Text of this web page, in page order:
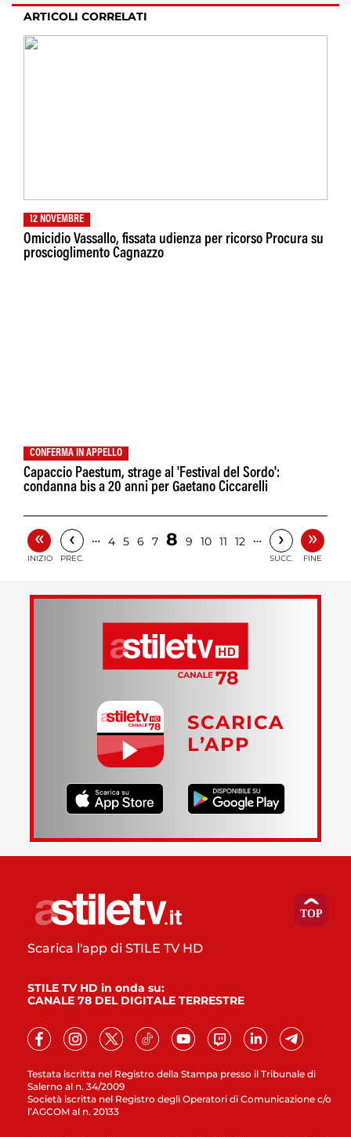
ARTICOLI CORRELATI
12 NOVEMBRE
Omicidio Vassallo, fissata udienza per ricorso Procura su
proscioglimento Cagnazzo
CONFERMA IN APPELLO
Capaccio Paestum, strage al 'Festival del Sordo':
condanna bis a 20 anni per Gaetano Ciccarelli
«
INIZIO
‹
PREC.
… 4 5 6 7 8 9 10 11 12 … ›
SUCC.
»
FINE
SCARICA
L’APP
Testata iscritta nel Registro della Stampa presso il Tribunale di
Salerno al n. 34/2009
Società iscritta nel Registro degli Operatori di Comunicazione c/o
l’AGCOM al n. 20133
Scarica l'app di STILE TV HD
STILE TV HD in onda su:
CANALE 78 DEL DIGITALE TERRESTRE